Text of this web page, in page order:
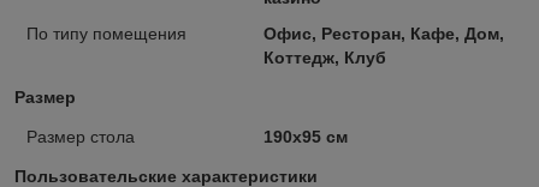
По типу помещения
Офис, Ресторан, Кафе, Дом,
Коттедж, Клуб
Размер
Размер стола 190х95 см
Пользовательские характеристики